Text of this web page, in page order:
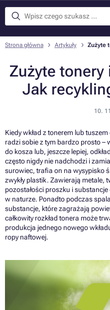
Strona główna Artykuły Zużyte
Zużyte tonery
Jak
10.
Kiedy wkład z tonerem lub
radzi sobie z tym bardzo prosto –
do kosza lub, jeszcze lepiej,
często nigdy nie nadchodzi i
surowiec, trafia on na wysypisko
zwykły plastik. Zawierają metale,
pozostałości proszku i
w naturze. Ponadto podczas
substancje, które zagrażają
całkowity rozkład tonera może
produkcja jednego nowego
ropy naftowej.